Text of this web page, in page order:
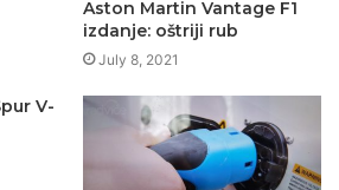
Aston Martin Vantage F1
izdanje: oštriji rub
July 8, 2021
V-